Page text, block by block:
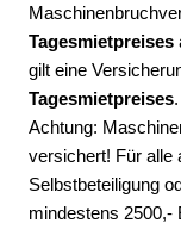
Tagesmietpreises
gilt eine
Tagesmietpreises.
Achtung:
versichert! Für alle
Selbstbeteiligung
mindestens 2500,-